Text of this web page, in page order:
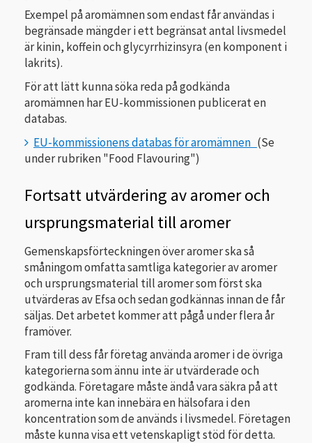
Exempel på aromämnen som endast får användas i
begränsade mängder i ett begränsat antal livsmedel
är kinin, koffein och glycyrrhizinsyra (en komponent i
lakrits).
För att lätt kunna söka reda på godkända
aromämnen har EU-kommissionen publicerat en
databas.
EU-kommissionens databas för aromämnen (Se
under rubriken "Food Flavouring")
Fortsatt utvärdering av aromer och
ursprungsmaterial till aromer
Gemenskapsförteckningen över aromer ska så
småningom omfatta samtliga kategorier av aromer
och ursprungsmaterial till aromer som först ska
utvärderas av Efsa och sedan godkännas innan de får
säljas. Det arbetet kommer att pågå under flera år
framöver.
Fram till dess får företag använda aromer i de övriga
kategorierna som ännu inte är utvärderade och
godkända. Företagare måste ändå vara säkra på att
aromerna inte kan innebära en hälsofara i den
koncentration som de används i livsmedel. Företagen
måste kunna visa ett vetenskapligt stöd för detta.